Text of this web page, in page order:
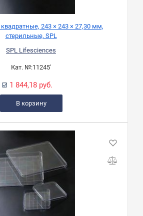
243 × 243 × 27,30 мм,
стерильные, SPL
SPL Lifesciences
Кат. №:11245'
1 844,18 руб.
В корзину